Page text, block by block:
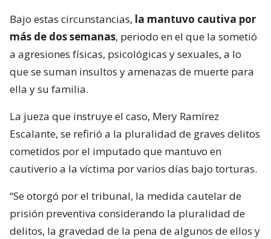
Bajo estas circunstancias, la mantuvo cautiva por
más de dos semanas, periodo en el que la sometió
a agresiones físicas, psicológicas y sexuales, a lo
que se suman insultos y amenazas de muerte para
ella y su familia.
La jueza que instruye el caso, Mery Ramírez
Escalante, se refirió a la pluralidad de graves delitos
cometidos por el imputado que mantuvo en
cautiverio a la víctima por varios días bajo torturas.
“Se otorgó por el tribunal, la medida cautelar de
prisión preventiva considerando la pluralidad de
delitos, la gravedad de la pena de algunos de ellos y